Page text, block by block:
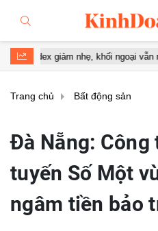
nhẹ, khối ngoại vẫn mạnh tay mua
Trang chủ Bất động sản
Đà Nẵng: Công
tuyến Số Một
ngâm tiền bảo